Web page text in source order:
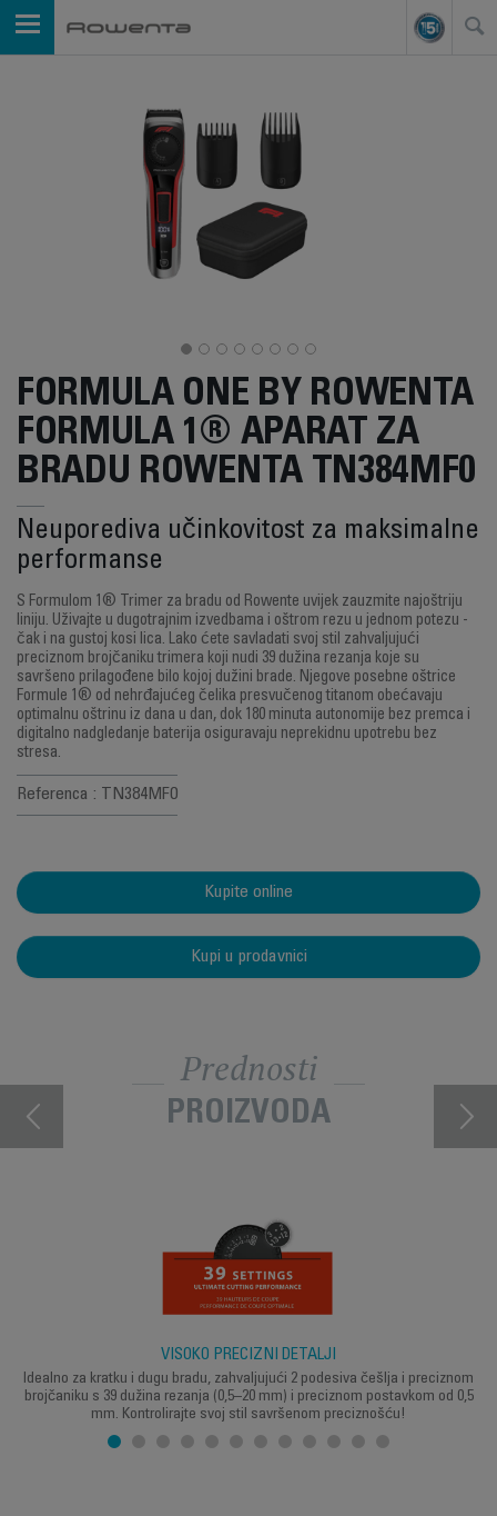
FORMULA ONE BY ROWENTA
FORMULA 1® APARAT ZA
BRADU ROWENTA TN384MF0
Neuporediva učinkovitost za maksimalne
performanse
S Formulom 1® Trimer za bradu od Rowente uvijek zauzmite najoštriju
liniju. Uživajte u dugotrajnim izvedbama i oštrom rezu u jednom potezu -
čak i na gustoj kosi lica. Lako ćete savladati svoj stil zahvaljujući
preciznom brojčaniku trimera koji nudi 39 dužina rezanja koje su
savršeno prilagođene bilo kojoj dužini brade. Njegove posebne oštrice
Formule 1® od nehrđajućeg čelika presvučenog titanom obećavaju
optimalnu oštrinu iz dana u dan, dok 180 minuta autonomije bez premca i
digitalno nadgledanje baterija osiguravaju neprekidnu upotrebu bez
stresa.
Referenca : TN384MF0
Kupite online
Kupi u prodavnici
Prednosti
PROIZVODA
VISOKO PRECIZNI DETALJI
Idealno za kratku i dugu bradu, zahvaljujući 2 podesiva češlja i preciznom
brojčaniku s 39 dužina rezanja (0,5–20 mm) i preciznom postavkom od 0,5
mm. Kontrolirajte svoj stil savršenom preciznošću!